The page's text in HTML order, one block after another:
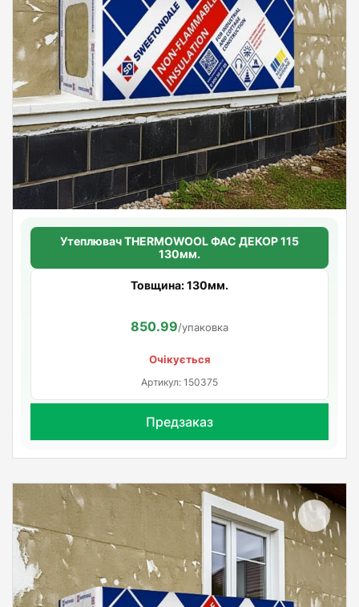
Утеплювач THERMOWOOL ФАС ДЕКОР 115
130мм.
Товщина: 130мм.
850.99/упаковка
Очікується
Артикул: 150375
Предзаказ